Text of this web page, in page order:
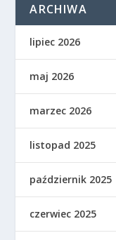
ARCHIWA
lipiec 2026
maj 2026
marzec 2026
listopad 2025
październik 2025
czerwiec 2025